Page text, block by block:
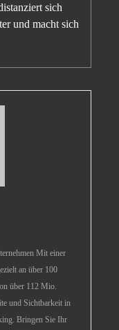
sich
und macht sich
Mit einer
an über 100
über 112 Mio.
und Sichtbarkeit in
Bringen Sie Ihr